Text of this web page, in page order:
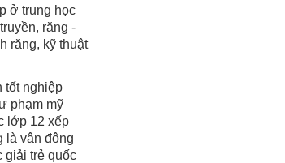
ở trung học
răng -
răng, kỹ thuật
tốt nghiệp
phạm mỹ
lớp 12 xếp
là vận động
giải trẻ quốc